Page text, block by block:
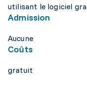
utilisant le logiciel
Admission
Aucune
Coûts
gratuit